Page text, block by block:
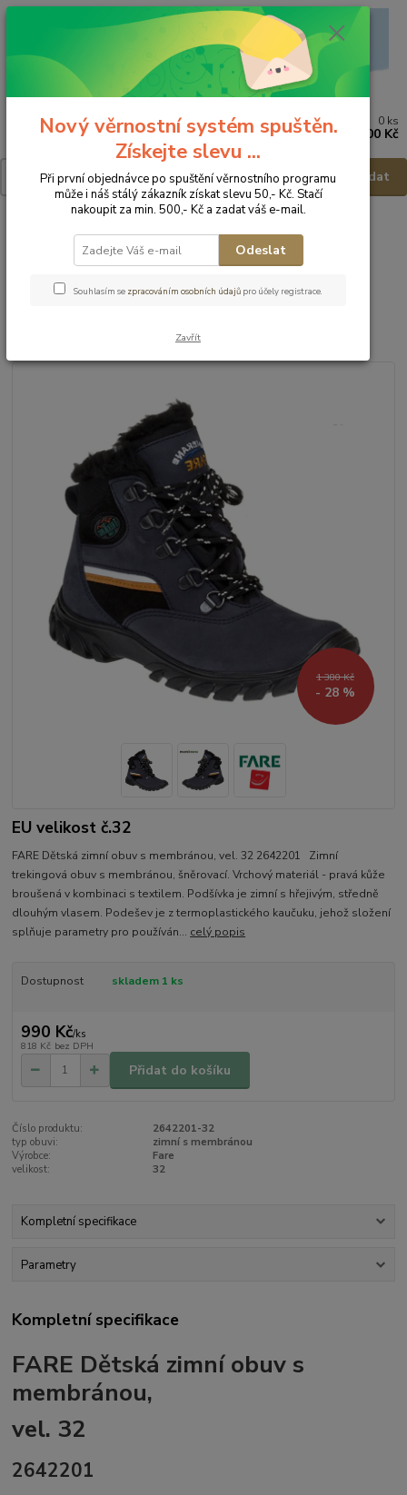
Menu
Hledat
0 ks
0,00 Kč
membránou 2642201 - vel.32
FARE Zimní obuv s membránou
2642201 - vel.32
1 380 Kč
- 28 %
EU velikost č.32
FARE Dětská zimní obuv s membránou, vel. 32 2642201 Zimní
trekingová obuv s membránou, šněrovací. Vrchový materiál - pravá kůže
broušená v kombinaci s textilem. Podšívka je zimní s hřejivým, středně
dlouhým vlasem. Podešev je z termoplastického kaučuku, jehož složení
splňuje parametry pro používán... celý popis
Dostupnost skladem 1 ks
990 Kč/ks
818 Kč bez DPH
Přidat do košíku
Číslo produktu:
2642201-32
typ obuvi:
zimní s membránou
Výrobce:
Fare
velikost:
32
Kompletní specifikace
Parametry
Kompletní specifikace
FARE Dětská zimní obuv s
membránou,
vel. 32
2642201
Nový věrnostní systém spuštěn.
Získejte slevu ...
Při první objednávce po spuštění věrnostního programu
může i náš stálý zákazník získat slevu 50,- Kč. Stačí
nakoupit za min. 500,- Kč a zadat váš e-mail.
Odeslat
Souhlasím se zpracováním osobních údajů pro účely registrace.
Zavřít